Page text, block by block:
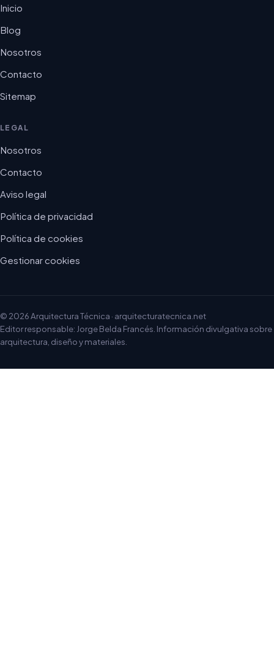
Inicio
Blog
Nosotros
Contacto
Sitemap
LEGAL
Nosotros
Contacto
Aviso legal
Política de privacidad
Política de cookies
Gestionar cookies
© 2026 Arquitectura Técnica · arquitecturatecnica.net
Editor responsable: Jorge Belda Francés. Información divulgativa sobre
arquitectura, diseño y materiales.